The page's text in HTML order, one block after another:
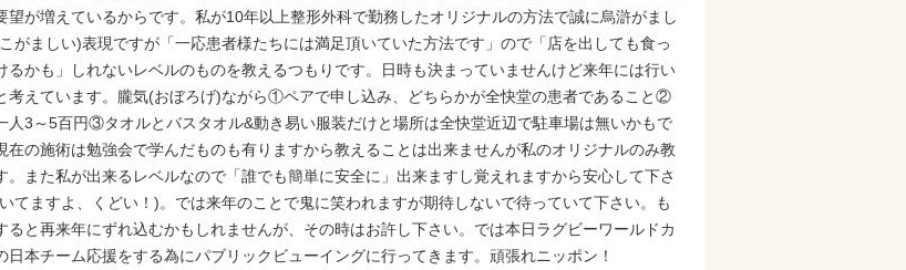
望が増えているからです。私が10年以上整形外科で勤務したオリジナルの方法で誠に烏滸がまし
がましい)表現ですが「一応患者様たちには満足頂いていた方法です」ので「店を出しても食っ
るかも」しれないレベルのものを教えるつもりです。日時も決まっていませんけど来年には行い
考えています。朧気(おぼろげ)ながら①ペアで申し込み、どちらかが全快堂の患者であること②
人3～5百円③タオルとバスタオル&動き易い服装だけと場所は全快堂近辺で駐車場は無いかもで
在の施術は勉強会で学んだものも有りますから教えることは出来ませんが私のオリジナルのみ教
。また私が出来るレベルなので「誰でも簡単に安全に」出来ますし覚えれますから安心して下さ
てますよ、くどい！)。では来年のことで鬼に笑われますが期待しないで待っていて下さい。も
ると再来年にずれ込むかもしれませんが、その時はお許し下さい。では本日ラグビーワールドカ
日本チーム応援をする為にパブリックビューイングに行ってきます。頑張れニッポン！